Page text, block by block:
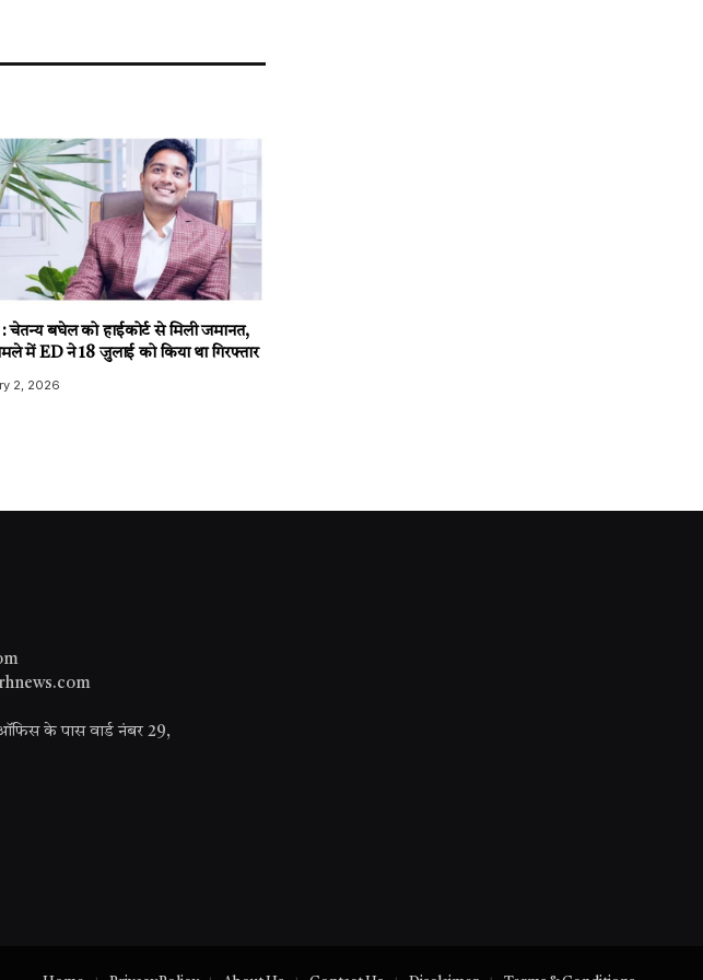
: चेतन्य बघेल को हाईकोर्ट से मिली जमानत,
में ED ने 18 जुलाई को किया था गिरफ्तार
2, 2026
ऑफिस के पास वार्ड नंबर 29,